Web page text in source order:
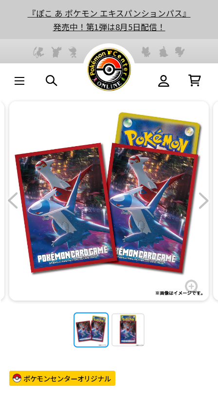
『ぽこ あ ポケモン エキスパンションパス』
発売中！第1弾は8月5日配信！
ポケモンセンターオリジナル